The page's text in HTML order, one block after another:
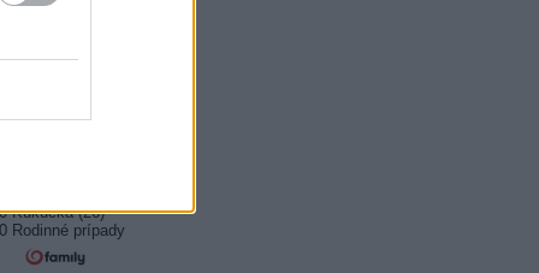
Milota
Kukučka (26)
Rodinné prípady